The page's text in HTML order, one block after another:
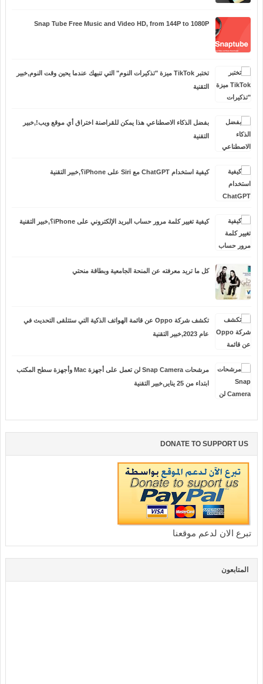
Snap Tube Free Music and Video HD, from 144P to 1080P
تختبر TikTok ميزة "تذكيرات النوم" التي تنبهك عندما يحين وقت النوم,خبير
التقنية
بفضل الذكاء الاصطناعي هذا يمكن للقراصنة اختراق أي موقع ويب!,خبير
التقنية
كيفية استخدام ChatGPT مع Siri على iPhone؟,خبير التقنية
كيفية تغيير كلمة مرور حساب البريد الإلكتروني على iPhone؟,خبير التقنية
كل ما تريد معرفته عن المنحة الجامعية وبطاقة منحتي
تكشف شركة Oppo عن قائمة الهواتف الذكية التي ستتلقى التحديث في
عام 2023,خبير التقنية
مرشحات Snap Camera لن تعمل على أجهزة Mac وأجهزة سطح المكتب
ابتداء من 25 يناير,خبير التقنية
DONATE TO SUPPORT US
تبرع الان لدعم موقعنا
المتابعون